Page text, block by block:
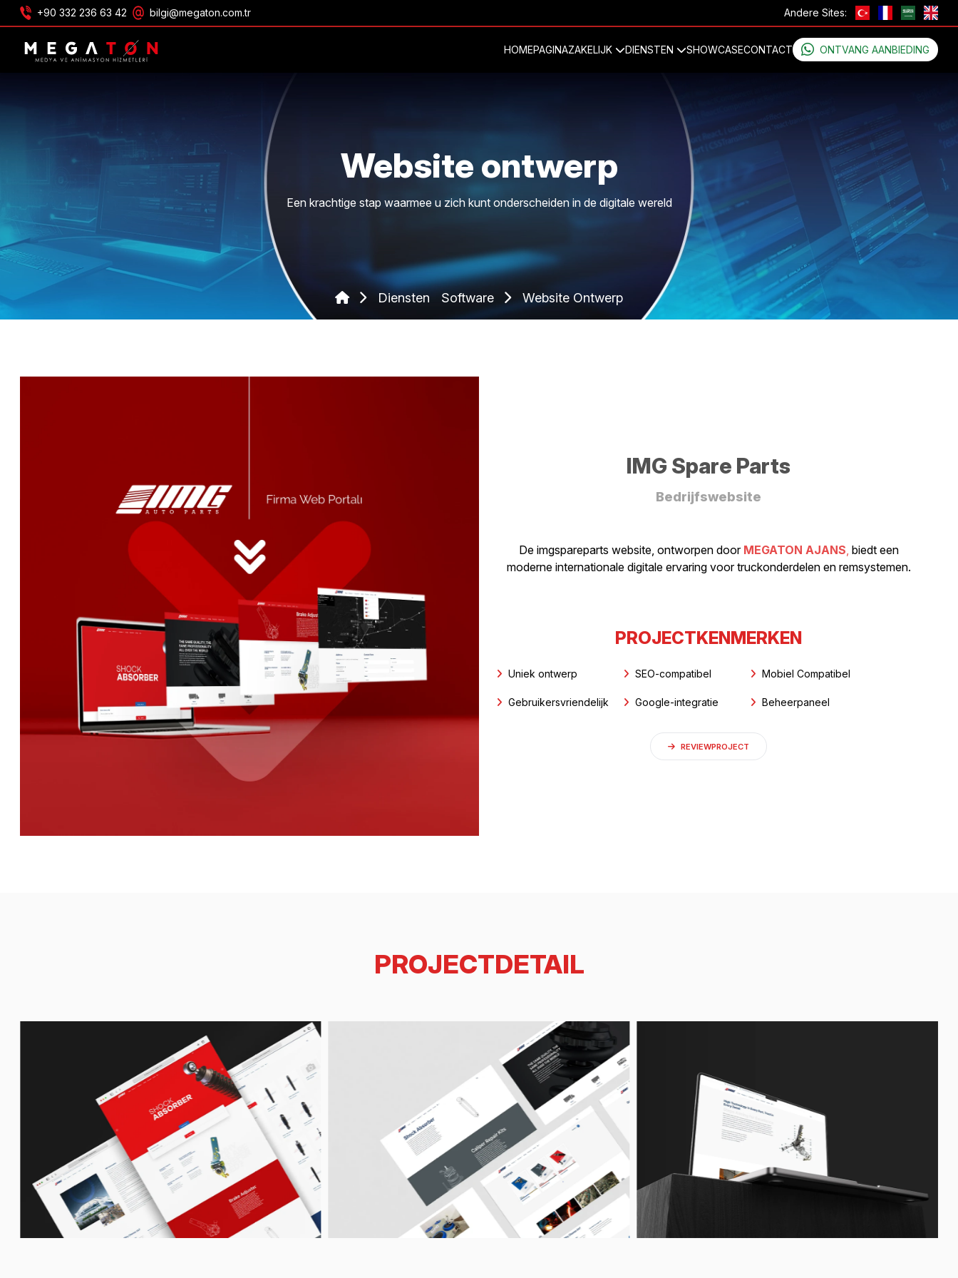
+90 332 236 63 42 bilgi@megaton.com.tr Andere Sites:
HOMEPAGINAZAKELIJK DIENSTEN SHOWCASECONTACT ONTVANG AANBIEDING
Website ontwerp
Een krachtige stap waarmee u zich kunt onderscheiden in de digitale wereld
Diensten Software Website Ontwerp
IMG Spare Parts
Bedrijfswebsite
De imgspareparts website, ontworpen door MEGATON AJANS biedt een
moderne internationale digitale ervaring voor truckonderdelen en remsystemen.
PROJECTKENMERKEN
Uniek ontwerp SEO-compatibel Mobiel Compatibel
Gebruikersvriendelijk Google-integratie Beheerpaneel
REVIEWPROJECT
PROJECTDETAIL